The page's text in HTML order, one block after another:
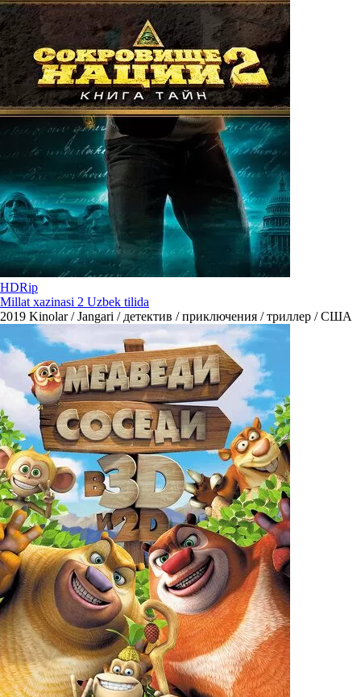
HDRip
Millat xazinasi 2 Uzbek tilida
2019 Kinolar / Jangari / детектив / приключения / триллер / США